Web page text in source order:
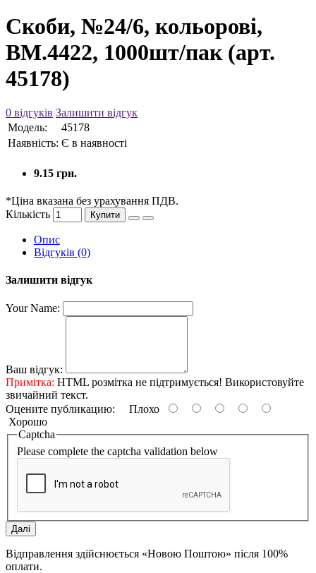
Скоби, №24/6, кольорові,
ВМ.4422, 1000шт/пак (арт.
45178)
0 відгуків Залишити відгук
Модель:
45178
Наявність: Є в наявності
9.15 грн.
*Ціна вказана без урахування ПДВ.
Кількість
Купити
Опис
Відгуків (0)
Залишити відгук
Your Name:
Ваш відгук:
Примітка: HTML розмітка не підтримується! Використовуйте
звичайний текст.
Оцените публикацию:
Плохо
Хорошо
Captcha
Please complete the captcha validation below
Далі
Відправлення здійснюється «Новою Поштою» після 100%
оплати.